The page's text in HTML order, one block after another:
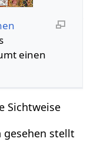
einen
Sichtweise
gesehen stellt